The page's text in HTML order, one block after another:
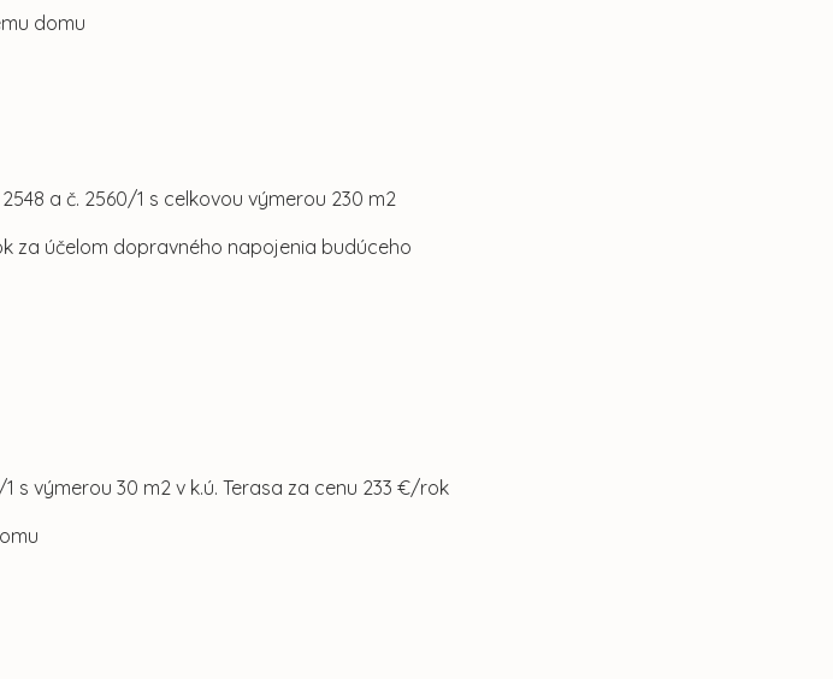
domu
a č. 2560/1 s celkovou výmerou 230 m2
za účelom dopravného napojenia budúceho
s výmerou 30 m2 v k.ú. Terasa za cenu 233 €/rok